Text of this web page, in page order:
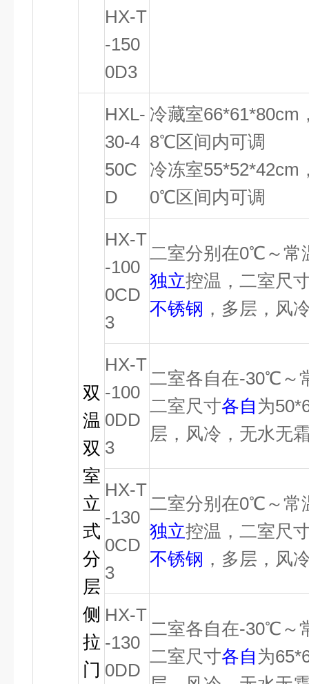
HX-T
-150
0D3
双
温
双
室
立
式
分
层
侧
拉
门
HXL-
30-4
50C
D
冷藏室
8℃区间内可调
冷冻室
0℃区间内可调
HX-T
-100
0CD
3
二室分别在0℃～常
独立控温，二室尺
不锈钢 ，多层，风
HX-T
-100
0DD
3
二室各自在-30℃～
二室尺寸各自 为
层，风冷，无水无
HX-T
-130
0CD
3
二室分别在0℃～常
独立控温，二室尺
不锈钢 ，多层，风
HX-T
-130
0DD
二室各自在-30℃～
二室尺寸各自 为